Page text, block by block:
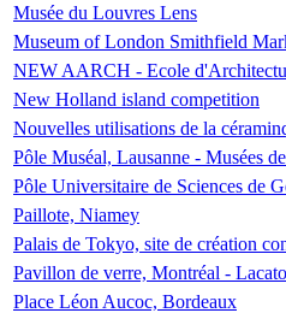
Musée du Louvres Lens
Museum of London Smithfield
NEW AARCH - Ecole
New Holland island competition
Nouvelles utilisations de la
Pôle Muséal, Lausanne - Musées
Pôle Universitaire de Sciences de
Paillote, Niamey
Palais de Tokyo, site de création
Pavillon de verre, Montréal -
Place Léon Aucoc, Bordeaux